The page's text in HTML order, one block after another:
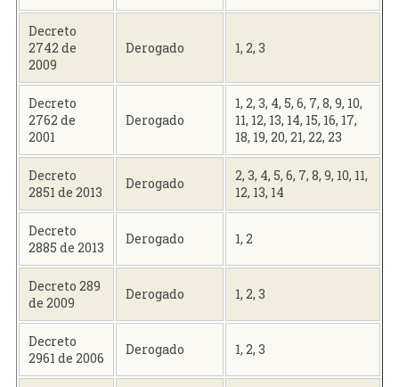
Decreto
2742 de
2009
Derogado 1, 2, 3
Decreto
2762 de
2001
Derogado
1, 2, 3, 4, 5, 6, 7, 8, 9, 10,
11, 12, 13, 14, 15, 16, 17,
18, 19, 20, 21, 22, 23
Decreto
2851 de 2013
Derogado
2, 3, 4, 5, 6, 7, 8, 9, 10, 11,
12, 13, 14
Decreto
2885 de 2013
Derogado 1, 2
Decreto 289
de 2009
Derogado 1, 2, 3
Decreto
2961 de 2006
Derogado 1, 2, 3